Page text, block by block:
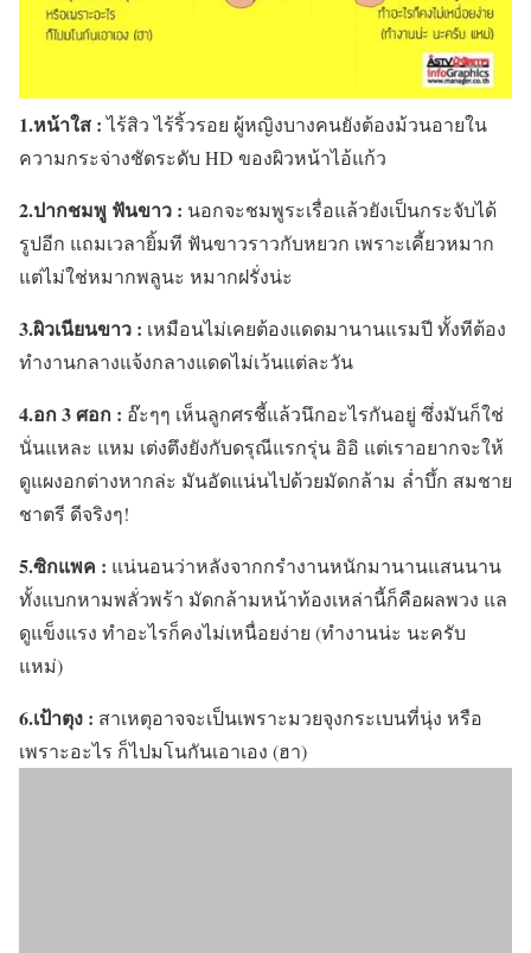
1.หน้าใส :ไร้สิว ไร้ริ้วรอย ผู้หญิงบางคนยังต้องม้วนอายใน
ความกระจ่างชัดระดับ HD ของผิวหน้าไอ้แก้ว
2.ปากชมพู ฟันขาว : นอกจะชมพูระเรื่อแล้วยังเป็นกระจับได้
รูปอีก แถมเวลายิ้มที ฟันขาวราวกับหยวก เพราะเคี้ยวหมาก
แต่ไม่ใช่หมากพลูนะ หมากฝรั่งน่ะ
3.ผิวเนียนขาว : เหมือนไม่เคยต้องแดดมานานแรมปี ทั้งทีต้อง
ทำงานกลางแจ้งกลางแดดไม่เว้นแต่ละวัน
4.อก 3 ศอก : อ๊ะๆๆ เห็นลูกศรชี้แล้วนึกอะไรกันอยู่ ซึ่งมันก็ใช่
นั่นแหละ แหม เต่งตึงยังกับดรุณีแรกรุ่น อิอิ แต่เราอยากจะให้
ดูแผงอกต่างหากล่ะ มันอัดแน่นไปด้วยมัดกล้าม ล่ำบึ้ก สมชาย
ชาตรี ดีจริงๆ!
5.ซิกแพค : แน่นอนว่าหลังจากกรำงานหนักมานานแสนนาน
ทั้งแบกหามพลั่วพร้า มัดกล้ามหน้าท้องเหล่านี้ก็คือผลพวง แล
ดูแข็งแรง ทำอะไรก็คงไม่เหนื่อยง่าย (ทำงานน่ะ นะครับ
แหม่)
6.เป้าตุง : สาเหตุอาจจะเป็นเพราะมวยจุงกระเบนที่นุ่ง หรือ
เพราะอะไร ก็ไปมโนกันเอาเอง (ฮา)